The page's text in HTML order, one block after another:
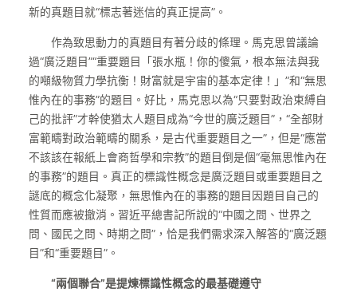
新的真題目就“標志著迷信的真正提高”。
作為致思動力的真題目有著分歧的條理。馬克思曾議論
過“廣泛題目”“重要題目「張水瓶！你的傻氣，根本無法與我
的噸級物質力學抗衡！財富就是宇宙的基本定律！」”和“無思
惟內在的事務”的題目。好比，馬克思以為“只要對政治束縛自
己的批評”才幹使猶太人題目成為“今世的廣泛題目”，“全部財
富範疇對政治範疇的關系，是古代重要題目之一”，但是“應當
不該該在報紙上會商哲學和宗教”的題目倒是個“毫無思惟內在
的事務”的題目。真正的標識性概念是廣泛題目或重要題目之
謎底的概念化凝聚，無思惟內在的事務的題目因題目自己的
性質而應被撤消。習近平總書記所說的“中國之問、世界之
問、國民之問、時期之問”，恰是我們需求深入解答的“廣泛題
目”和“重要題目”。
“兩個聯合”是提煉標識性概念的最基礎遵守